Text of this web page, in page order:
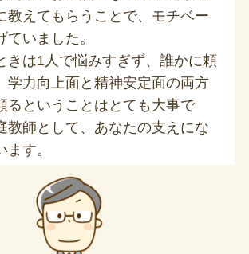
教えてもらうことで、モチベー
ていました。
きは1人で悩みすぎず、誰かに頼
学力向上面と精神安定面の両方
るということはとても大事で
教師として、あなたの支えにな
す。